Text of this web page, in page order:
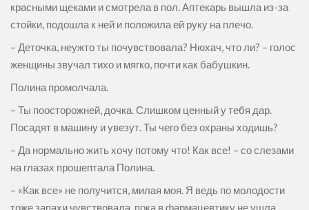
красными щеками и смотрела в пол. Аптекарь вышла из-за
стойки, подошла к ней и положила ей руку на плечо.
– Деточка, неужто ты почувствовала? Нюхач, что ли? – голос
женщины звучал тихо и мягко, почти как бабушкин.
Полина промолчала.
– Ты поосторожней, дочка. Слишком ценный у тебя дар.
Посадят в машину и увезут. Ты чего без охраны ходишь?
– Да нормально жить хочу потому что! Как все! – со слезами
на глазах прошептала Полина.
– «Как все» не получится, милая моя. Я ведь по молодости
тоже запахи чувствовала, пока в фармацевтику не ушла.